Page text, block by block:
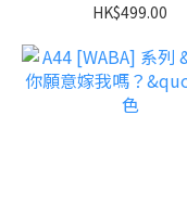
HK$499.00